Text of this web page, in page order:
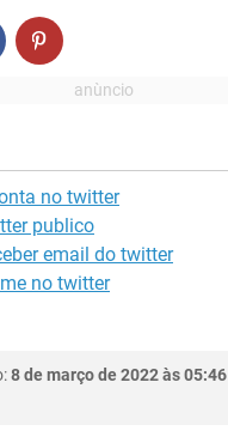
no twitter
publico
email do twitter
no twitter
8 de março de 2022 às 05:46